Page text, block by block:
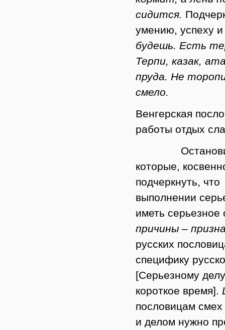
сидится.
умению, успеху
будешь. Есть
Терпи, казак,
пруда. Не
смело.
Венгерская
работы отдых
которые,
подчеркнуть,
выполнении
иметь
причины –
русских
специфику
[Серьезному
короткое время].
пословицам
и делом нужно